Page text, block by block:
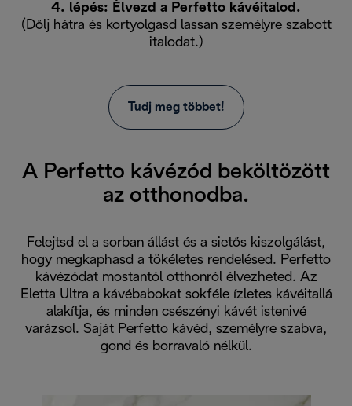
4. lépés: Élvezd a Perfetto kávéitalod.
(Dőlj hátra és kortyolgasd lassan személyre szabott
italodat.)
Tudj meg többet!
A Perfetto kávézód beköltözött
az otthonodba.
Felejtsd el a sorban állást és a sietős kiszolgálást,
hogy megkaphasd a tökéletes rendelésed. Perfetto
kávézódat mostantól otthonról élvezheted. Az
Eletta Ultra a kávébabokat sokféle ízletes kávéitallá
alakítja, és minden csészényi kávét istenivé
varázsol. Saját Perfetto kávéd, személyre szabva,
gond és borravaló nélkül.